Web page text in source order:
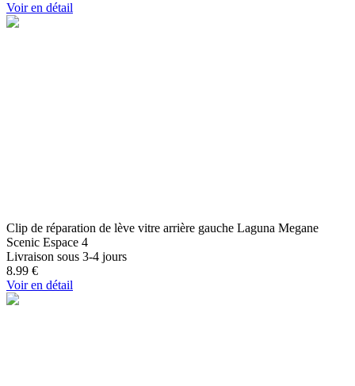
Voir en détail
Clip de réparation de lève vitre arrière gauche Laguna Megane
Scenic Espace 4
Livraison sous 3-4 jours
8.99 €
Voir en détail